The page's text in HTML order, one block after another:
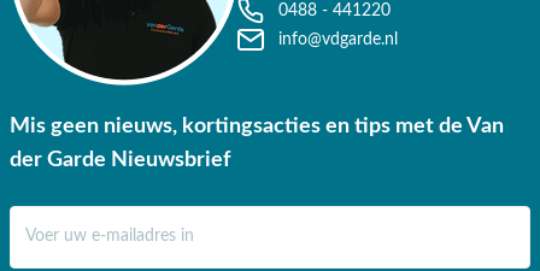
0488 - 441220
info@vdgarde.nl
Mis geen nieuws, kortingsacties en tips met de Van
der Garde Nieuwsbrief